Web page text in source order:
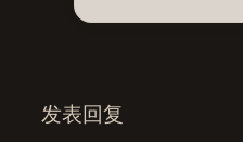
发表回复